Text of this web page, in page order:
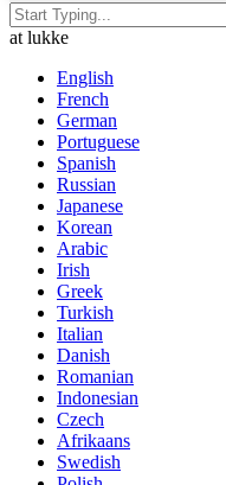
at lukke
English
French
German
Portuguese
Spanish
Russian
Japanese
Korean
Arabic
Irish
Greek
Turkish
Italian
Danish
Romanian
Indonesian
Czech
Afrikaans
Swedish